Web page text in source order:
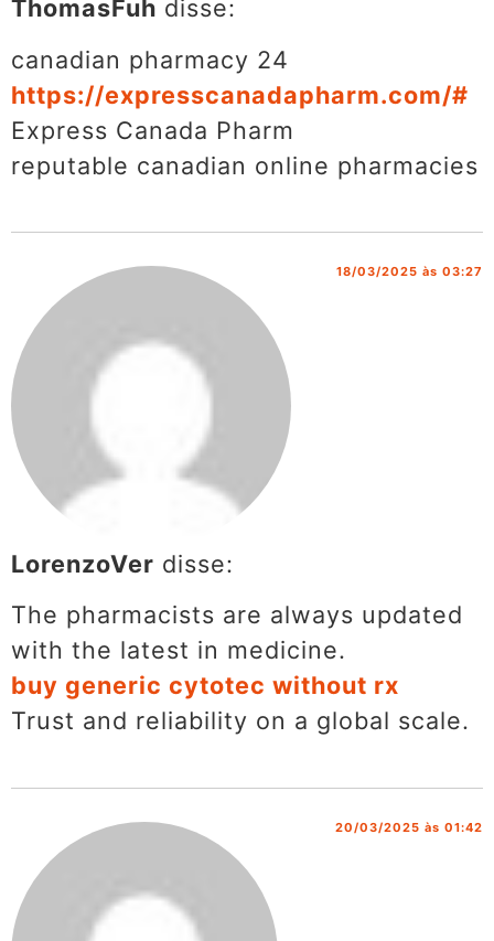
ThomasFuh disse:
canadian pharmacy 24
https://expresscanadapharm.com/#
Express Canada Pharm
reputable canadian online pharmacies
LorenzoVer disse:
18/03/2025 às 03:27
The pharmacists are always updated
with the latest in medicine.
buy generic cytotec without rx
Trust and reliability on a global scale.
20/03/2025 às 01:42